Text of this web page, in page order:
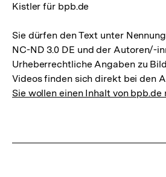
Kistler für bpb.de
Sie dürfen den Text unter
NC-ND 3.0 DE und der Autoren/-
Urheberrechtliche Angaben zu
Videos finden sich direkt bei den
Sie wollen einen Inhalt von bpb.de